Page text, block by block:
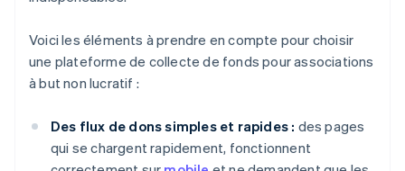
Voici les éléments à prendre en compte pour choisir
une plateforme de collecte de fonds pour associations
à but non lucratif :
Des flux de dons simples et rapides : des pages
qui se chargent rapidement, fonctionnent